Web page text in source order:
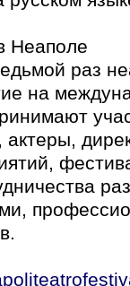
Неаполе
раз
на